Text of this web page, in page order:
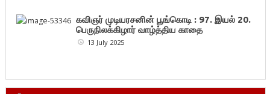
கவிஞர் முடியரசனின் பூங்கொடி : 97. இயல் 20.
பெருநிலக்கிழார் வாழ்த்திய காதை
13 July 2025